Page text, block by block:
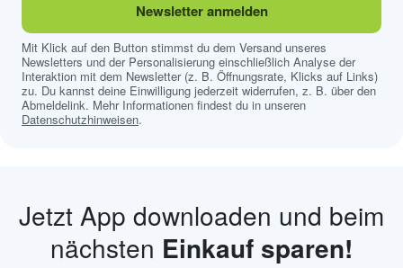
Newsletter anmelden
Mit Klick auf den Button stimmst du dem Versand unseres
Newsletters und der Personalisierung einschließlich Analyse der
Interaktion mit dem Newsletter (z. B. Öffnungsrate, Klicks auf Links)
zu. Du kannst deine Einwilligung jederzeit widerrufen, z. B. über den
Abmeldelink. Mehr Informationen findest du in unseren
Datenschutzhinweisen.
Jetzt App downloaden und beim
nächsten Einkauf sparen!